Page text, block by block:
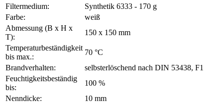
Filtermedium:
Synthetik 6333 - 170 g
Farbe:
weiß
Abmessung (B x H x
T):
150 x 150 mm
Temperaturbeständigkeit
bis max.:
70 °C
Brandverhalten:
selbsterlöschend nach DIN 53438, F1
Feuchtigkeitsbeständig
bis:
100 %
Nenndicke:
10 mm